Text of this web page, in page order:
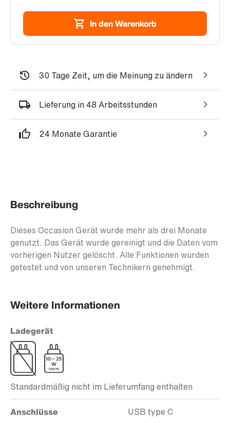
In den Warenkorb
30 Tage Zeit, um die Meinung zu ändern
Lieferung in 48 Arbeitsstunden
24 Monate Garantie
Beschreibung
Dieses Occasion Gerät wurde mehr als drei Monate
genutzt. Das Gerät wurde gereinigt und die Daten vom
vorherigen Nutzer gelöscht. Alle Funktionen wurden
getestet und von unseren Technikern genehmigt.
Weitere Informationen
Ladegerät
Standardmäßig nicht im Lieferumfang enthalten
Anschlüsse USB type C